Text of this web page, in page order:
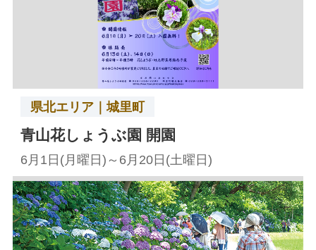
県北エリア｜城里町
青山花しょうぶ園 開園
6月1日(月曜日)～6月20日(土曜日)